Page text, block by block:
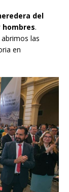
del
.
las
en